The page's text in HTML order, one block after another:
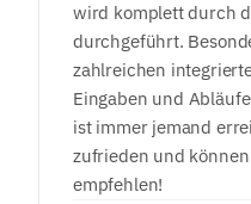
wird komplett durch
durchgeführt.
zahlreichen
Eingaben und
ist immer jemand
zufrieden und
empfehlen!